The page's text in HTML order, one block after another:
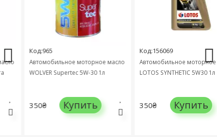
Код:965
Автомобильное моторное масло
WOLVER Supertec 5W-30 1л
350₴ Купить
Код:156069
Автомобильное моторное
LOTOS SYNTHETIC 5W30 1л
350₴ Купить